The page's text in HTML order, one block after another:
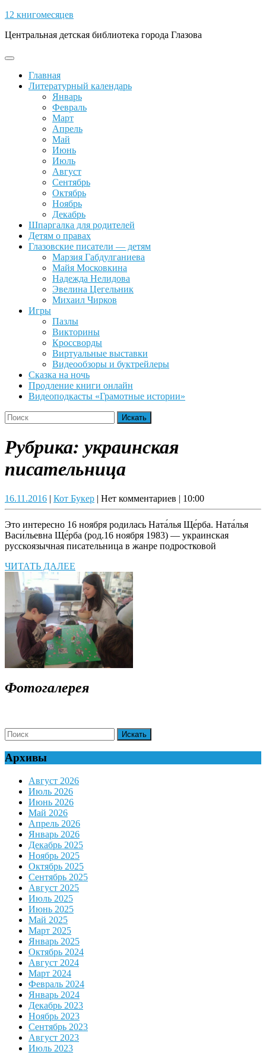
Skip
content
12 книгомесяцев
Центральная детская библиотека города Глазова
Open
ButtonГлавная
Литературный календарь
Январь
Февраль
Март
Апрель
Май
Июнь
Июль
Август
Сентябрь
Октябрь
Ноябрь
Декабрь
Шпаргалка для родителей
Детям о правах
Глазовские писатели — детям
Марзия Габдулганиева
Майя Московкина
Надежда Нелидова
Эвелина Цегельник
Михаил Чирков
Игры
Пазлы
Викторины
Кроссворды
Виртуальные выставки
Видеообзоры и буктрейлеры
Сказка на ночь
Продление книги онлайн
Видеоподкасты «Грамотные истории»
Close
Button
Search
for:
Рубрика: украинская
писательница
16.11.201616.11.2016
| Кот БукерКот
Букер
| Нет комментариев | 10:00
Это интересно 16 ноября родилась Ната́лья Ще́рба. Ната́лья
Васи́льевна Ще́рба (род.16 ноября 1983) — украинская
русскоязычная писательница в жанре подростковой
ЧИТАТЬ ДАЛЕЕ
ДАЛЕЕ
Фотогалерея
Search
for:
Архивы
Август 2026
Июль 2026
Июнь 2026
Май 2026
Апрель 2026
Январь 2026
Декабрь 2025
Ноябрь 2025
Октябрь 2025
Сентябрь 2025
Август 2025
Июль 2025
Июнь 2025
Май 2025
Март 2025
Январь 2025
Октябрь 2024
Август 2024
Март 2024
Февраль 2024
Январь 2024
Декабрь 2023
Ноябрь 2023
Сентябрь 2023
Август 2023
Июль 2023